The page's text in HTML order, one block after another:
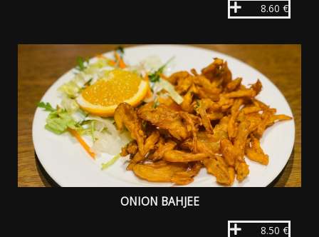
8.60 €
ONION BAHJEE
8.50 €